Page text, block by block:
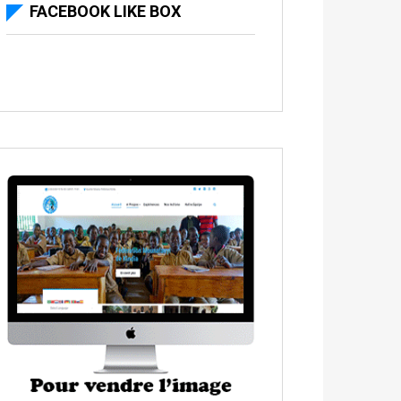
FACEBOOK LIKE BOX